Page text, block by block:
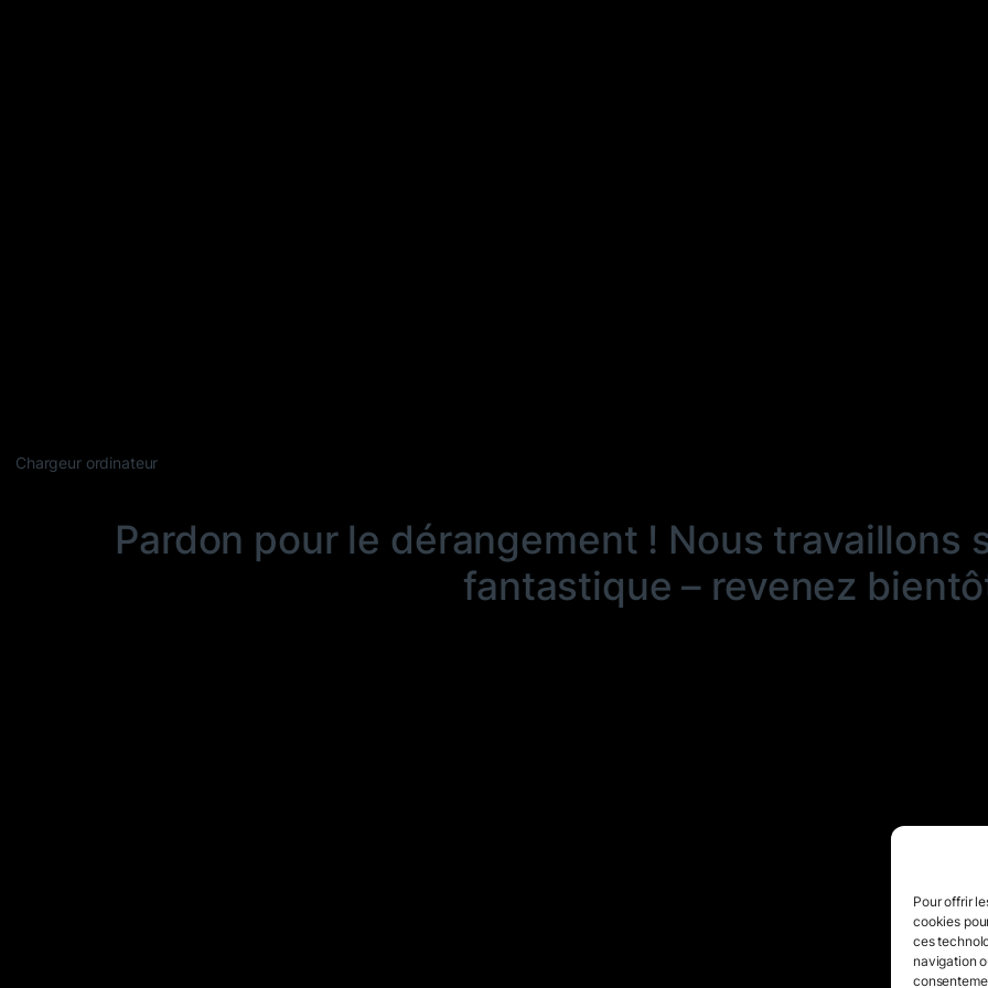
Pour offrir
cookies
ces
navigation
Chargeur ordinateur
Pardon pour le dérangement ! Nous travaillons
fantastique – revenez